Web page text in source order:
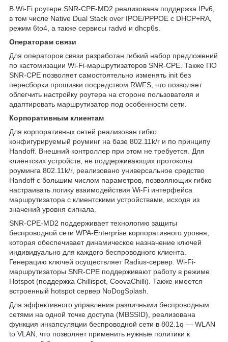
В Wi-Fi роутере SNR-CPE-MD2 реализована поддержка IPv6,
в том числе Native Dual Stack over IPOE/PPPOE с DHCP+RA,
режим 6to4, а также сервисы radvd и dhcp6s.
Операторам связи
Для операторов связи разработан гибкий набор предложений
по кастомизации Wi-Fi-маршрутизаторов SNR-CPE. Также ПО
SNR-CPE позволяет самостоятельно изменять init без
пересборки прошивки посредством RWFS, что позволяет
облегчить настройку роутера на стороне пользователя и
адаптировать маршрутизатор под особенности сети.
Корпоративным клиентам
Для корпоративных сетей реализован гибко
конфигурируемый роуминг на базе 802.11k/r и по принципу
Handoff. Внешний контроллер при этом не требуется. Для
клиентских устройств, не поддерживающих протоколы
роуминга 802.11k/r, реализовано универсальное средство
Handoff с большим числом параметров, позволяющих гибко
настраивать логику взаимодействия Wi-Fi интерфейса
маршрутизатора с клиентскими устройствами, исходя из
значений уровня сигнала.
SNR-CPE-MD2 поддерживает технологию защиты
беспроводной сети WPA-Enterprise корпоративного уровня,
которая обеспечивает динамическое назначение ключей
индивидуально для каждого беспроводного клиента.
Генерацию ключей осуществляет Radius-сервер. Wi-Fi-
маршрутизаторы SNR-CPE поддерживают работу в режиме
Hotspot (поддержка Chillispot, CoovaChilli). Также имеется
встроенный hotspot сервер NoDogSplash.
Для эффективного управления различными беспроводным
сетями на одной точке доступа (MBSSID), реализована
функция инкапсуляции беспроводной сети в 802.1q — WLAN
to VLAN, что позволяет применить нужные политики к